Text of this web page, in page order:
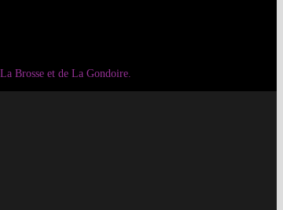
Brosse et de La Gondoire.